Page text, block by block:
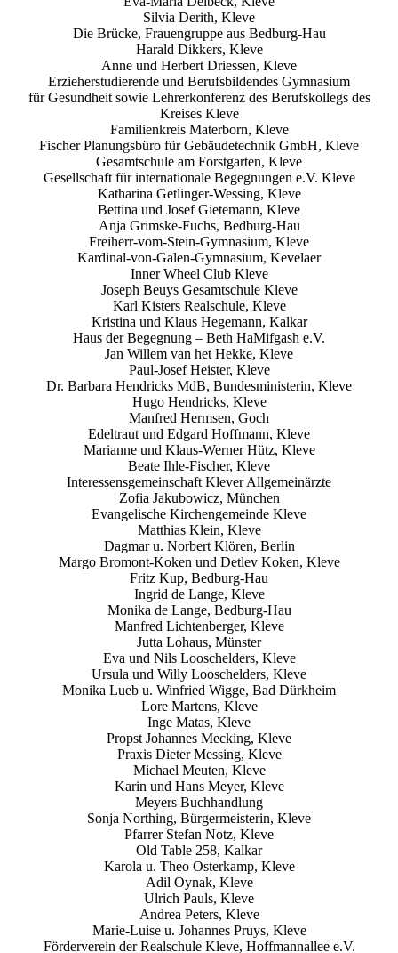
Silvia Derith, Kleve
Die Brücke, Frauengruppe aus Bedburg-Hau
Harald Dikkers, Kleve
Anne und Herbert Driessen, Kleve
Erzieherstudierende und Berufsbildendes Gymnasium
für Gesundheit sowie Lehrerkonferenz des Berufskollegs des
Kreises Kleve
Familienkreis Materborn, Kleve
Fischer Planungsbüro für Gebäudetechnik GmbH, Kleve
Gesamtschule am Forstgarten, Kleve
Gesellschaft für internationale Begegnungen e.V. Kleve
Katharina Getlinger-Wessing, Kleve
Bettina und Josef Gietemann, Kleve
Anja Grimske-Fuchs, Bedburg-Hau
Freiherr-vom-Stein-Gymnasium, Kleve
Kardinal-von-Galen-Gymnasium, Kevelaer
Inner Wheel Club Kleve
Joseph Beuys Gesamtschule Kleve
Karl Kisters Realschule, Kleve
Kristina und Klaus Hegemann, Kalkar
Haus der Begegnung – Beth HaMifgash e.V.
Jan Willem van het Hekke, Kleve
Paul-Josef Heister, Kleve
Dr. Barbara Hendricks MdB, Bundesministerin, Kleve
Hugo Hendricks, Kleve
Manfred Hermsen, Goch
Edeltraut und Edgard Hoffmann, Kleve
Marianne und Klaus-Werner Hütz, Kleve
Beate Ihle-Fischer, Kleve
Interessensgemeinschaft Klever Allgemeinärzte
Zofia Jakubowicz, München
Evangelische Kirchengemeinde Kleve
Matthias Klein, Kleve
Dagmar u. Norbert Klören, Berlin
Margo Bromont-Koken und Detlev Koken, Kleve
Fritz Kup, Bedburg-Hau
Ingrid de Lange, Kleve
Monika de Lange, Bedburg-Hau
Manfred Lichtenberger, Kleve
Jutta Lohaus, Münster
Eva und Nils Looschelders, Kleve
Ursula und Willy Looschelders, Kleve
Monika Lueb u. Winfried Wigge, Bad Dürkheim
Lore Martens, Kleve
Inge Matas, Kleve
Propst Johannes Mecking, Kleve
Praxis Dieter Messing, Kleve
Michael Meuten, Kleve
Karin und Hans Meyer, Kleve
Meyers Buchhandlung
Sonja Northing, Bürgermeisterin, Kleve
Pfarrer Stefan Notz, Kleve
Old Table 258, Kalkar
Karola u. Theo Osterkamp, Kleve
Adil Oynak, Kleve
Ulrich Pauls, Kleve
Andrea Peters, Kleve
Marie-Luise u. Johannes Pruys, Kleve
Förderverein der Realschule Kleve, Hoffmannallee e.V.